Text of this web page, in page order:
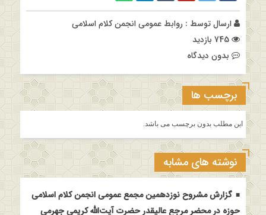
ارسال توسط : روابط عمومی انجمن کلام اسلامی
بدون دیدگاه
برچسب ها
این مطلب بدون برچسب می باشد.
نوشته های مشابه
گزارش مشروح نوزدهمین مجمع عمومی انجمن کلام اسلامی
حوزه در محضر مرجع عالیقدر حضرت آیت‌الله کریمی جهرمی